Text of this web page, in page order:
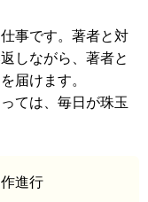
事です。著者と対
しながら、著者と
届けます。
ては、毎日が珠玉
進行